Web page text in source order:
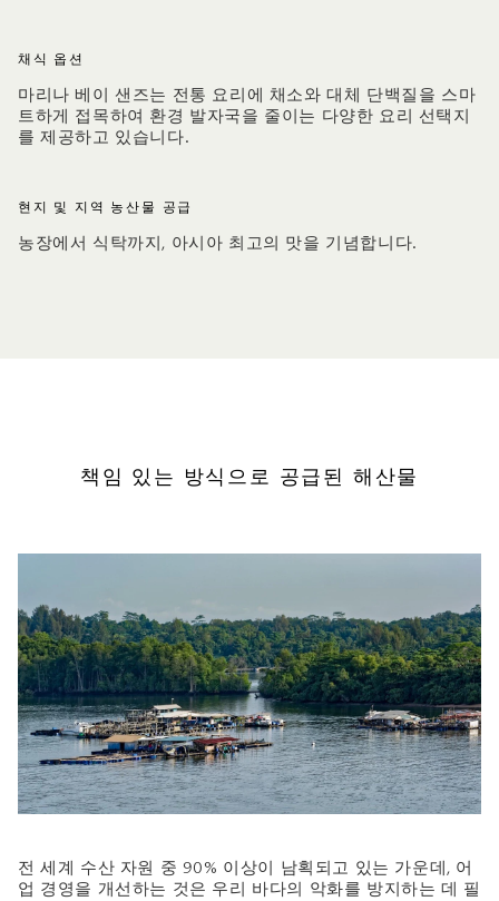
채식 옵션
마리나 베이 샌즈는 전통 요리에 채소와 대체 단백질을 스마
트하게 접목하여 환경 발자국을 줄이는 다양한 요리 선택지
를 제공하고 있습니다.
현지 및 지역 농산물 공급
농장에서 식탁까지, 아시아 최고의 맛을 기념합니다.
책임 있는 방식으로 공급된 해산물
전 세계 수산 자원 중 90% 이상이 남획되고 있는 가운데, 어
업 경영을 개선하는 것은 우리 바다의 악화를 방지하는 데 필